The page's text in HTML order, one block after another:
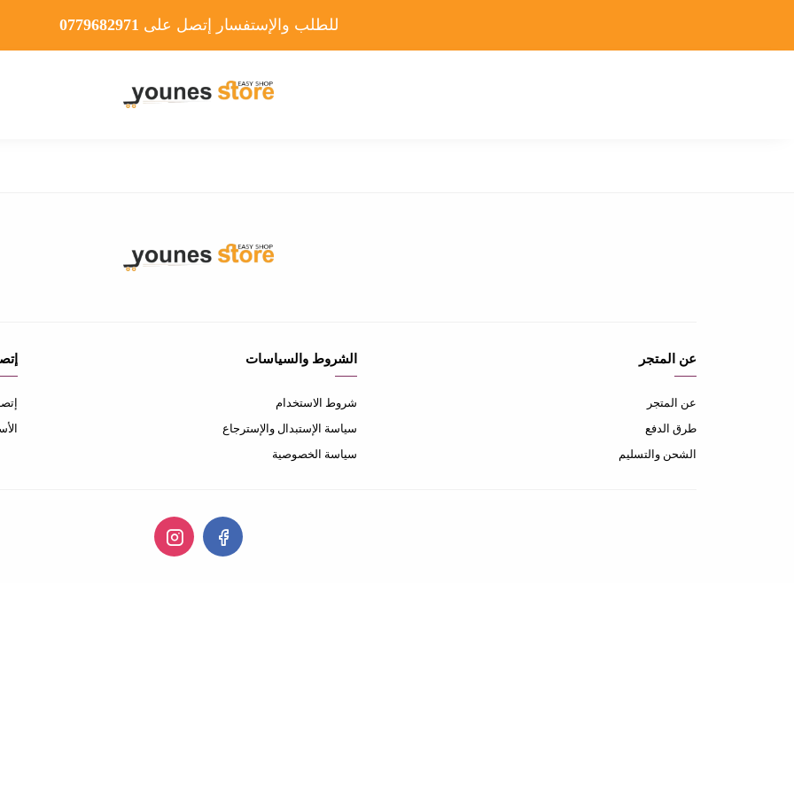
للطلب والإستفسار إتصل على 0779682971
عن المتجر
عن المتجر
طرق الدفع
الشحن والتسليم
الشروط والسياسات
شروط الاستخدام
سياسة الإستبدال والإسترجاع
سياسة الخصوصية